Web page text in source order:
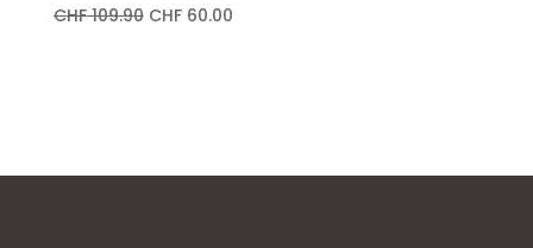
CHF109.90 CHF60.00